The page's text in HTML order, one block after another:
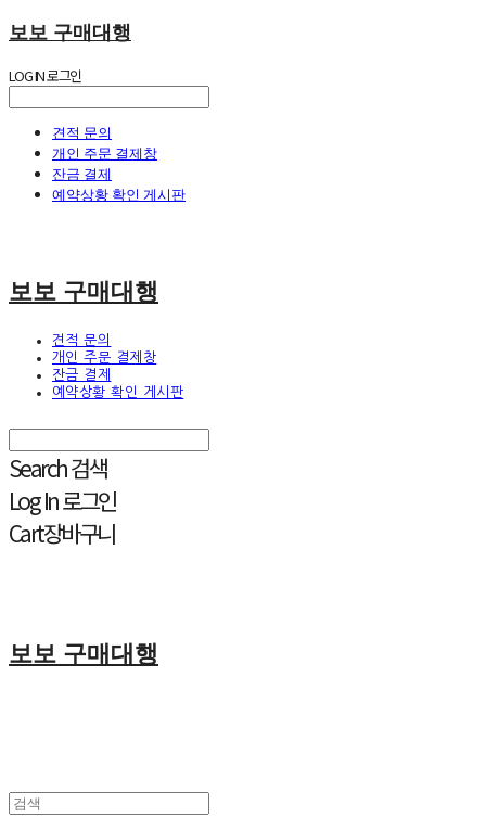
보보 구매대행
LOG IN로그인
견적 문의
개인 주문 결제창
잔금 결제
예약상황 확인 게시판
보보 구매대행
견적 문의
개인 주문 결제창
잔금 결제
예약상황 확인 게시판
Search검색
Log In로그인
Cart장바구니
보보 구매대행